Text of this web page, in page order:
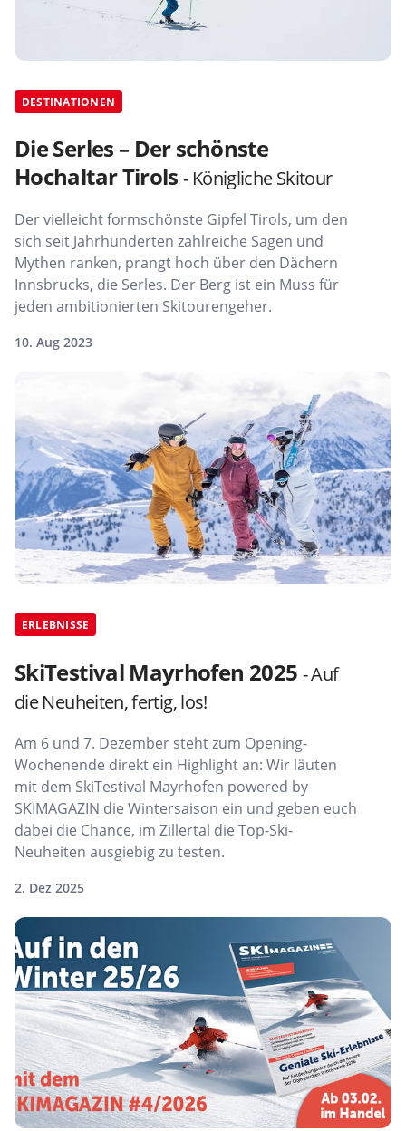
DESTINATIONEN
Die Serles – Der schönste
Hochaltar Tirols- Königliche Skitour
Der vielleicht formschönste Gipfel Tirols, um den
sich seit Jahrhunderten zahlreiche Sagen und
Mythen ranken, prangt hoch über den Dächern
Innsbrucks, die Serles. Der Berg ist ein Muss für
jeden ambitionierten Skitourengeher.
10. Aug 2023
ERLEBNISSE
SkiTestival Mayrhofen 2025 - Auf
die Neuheiten, fertig, los!
Am 6 und 7. Dezember steht zum Opening-
Wochenende direkt ein Highlight an: Wir läuten
mit dem SkiTestival Mayrhofen powered by
SKIMAGAZIN die Wintersaison ein und geben euch
dabei die Chance, im Zillertal die Top-Ski-
Neuheiten ausgiebig zu testen.
2. Dez 2025